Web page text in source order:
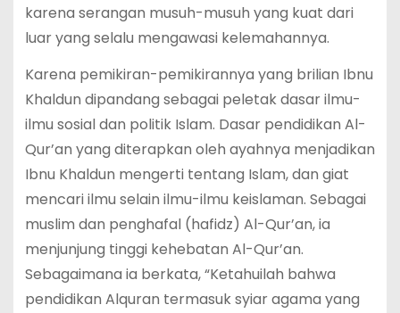
karena serangan musuh-musuh yang kuat dari
luar yang selalu mengawasi kelemahannya.
Karena pemikiran-pemikirannya yang brilian Ibnu
Khaldun dipandang sebagai peletak dasar ilmu-
ilmu sosial dan politik Islam. Dasar pendidikan Al-
Qur’an yang diterapkan oleh ayahnya menjadikan
Ibnu Khaldun mengerti tentang Islam, dan giat
mencari ilmu selain ilmu-ilmu keislaman. Sebagai
muslim dan penghafal (hafidz) Al-Qur’an, ia
menjunjung tinggi kehebatan Al-Qur’an.
Sebagaimana ia berkata, “Ketahuilah bahwa
pendidikan Alquran termasuk syiar agama yang